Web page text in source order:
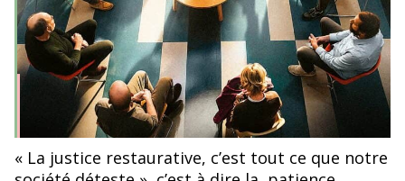
Affiche du film Je verrai toujours vos visages, 2023, Jeanne
Herry
« La justice restaurative, c’est tout ce que notre